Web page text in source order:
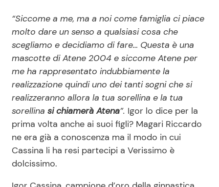
“Siccome a me, ma a noi come famiglia ci piace
molto dare un senso a qualsiasi cosa che
scegliamo e decidiamo di fare… Questa è una
mascotte di Atene 2004 e siccome Atene per
me ha rappresentato indubbiamente la
realizzazione quindi uno dei tanti sogni che si
realizzeranno allora la tua sorellina e la tua
sorellina si chiamerà Atena”. Igor lo dice per la
prima volta anche ai suoi figli? Magari Riccardo
ne era già a conoscenza ma il modo in cui
Cassina li ha resi partecipi a Verissimo è
dolcissimo.